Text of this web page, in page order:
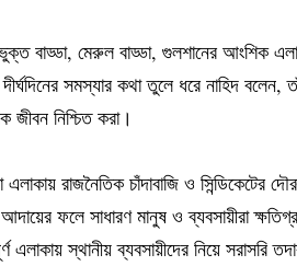
বাড্ডা, মেরুল বাড্ডা, গুলশানের আংশিক
দীর্ঘদিনের সমস্যার কথা তুলে ধরে নাহিদ
জীবন নিশ্চিত করা।
এলাকায় রাজনৈতিক চাঁদাবাজি ও
আদায়ের ফলে সাধারণ মানুষ ও ব্যবসায়ীরা
স্থানীয় ব্যবসায়ীদের নিয়ে সরাসরি